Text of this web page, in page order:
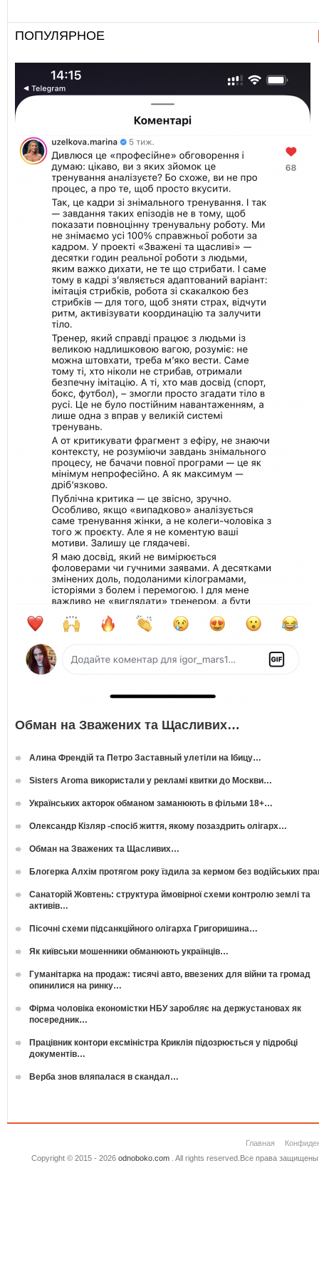
ПОПУЛЯРНОЕ
Обман на Зважених та Щасливих…
Алина Френдій та Петро Заставный улетіли на Ібицу…
Sisters Aroma використали у рекламі квитки до Москви…
Українських акторок обманом заманюють в фільми 18+…
Олександр Кізляр -спосіб життя, якому позаздрить олігарх…
Обман на Зважених та Щасливих…
Блогерка Алхім протягом року їздила за кермом без водійських
Санаторій Жовтень: структура ймовірної схеми контролю землі та
активів…
Пісочні схеми підсанкційного олігарха Григоришина…
Як київськи мошенники обманюють українців…
Гуманітарка на продаж: тисячі авто, ввезених для війни та громад
опинилися на ринку…
Фірма чоловіка економістки НБУ заробляє на держустановах як
посередник…
Працівник контори ексміністра Криклія підозрюється у підробці
документів…
Верба знов вляпалася в скандал…
Главная
Copyright © 2015 - 2026 odnoboko.com. All rights reserved.Все права защищены.